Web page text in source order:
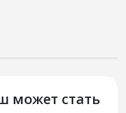
может стать